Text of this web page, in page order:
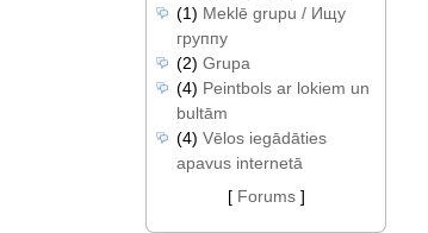
(1) Meklē grupu / Ищу
группу
(2) Grupa
(4) Peintbols ar lokiem un
bultām
(4) Vēlos iegādāties
apavus internetā
[ Forums]